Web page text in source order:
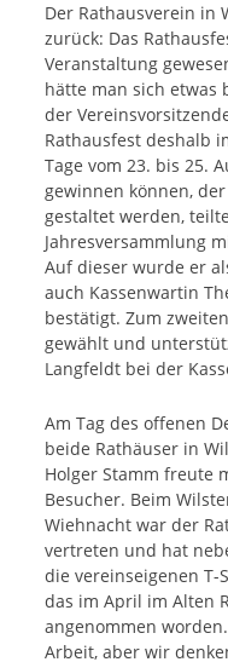
Der Rathausverein in
zurück: Das
Veranstaltung
hätte man sich etwas
der
Rathausfest deshalb
Tage vom 23. bis 25.
gewinnen können,
gestaltet werden,
Jahresversammlung
Auf dieser wurde er
auch Kassenwartin
bestätigt. Zum
gewählt und
Langfeldt bei der
Am Tag des offenen
beide Rathäuser in
Holger Stamm freute
Besucher. Beim
Wiehnacht war der
vertreten und hat
die vereinseigenen T-
das im April im Alten
angenommen
Arbeit, aber wir